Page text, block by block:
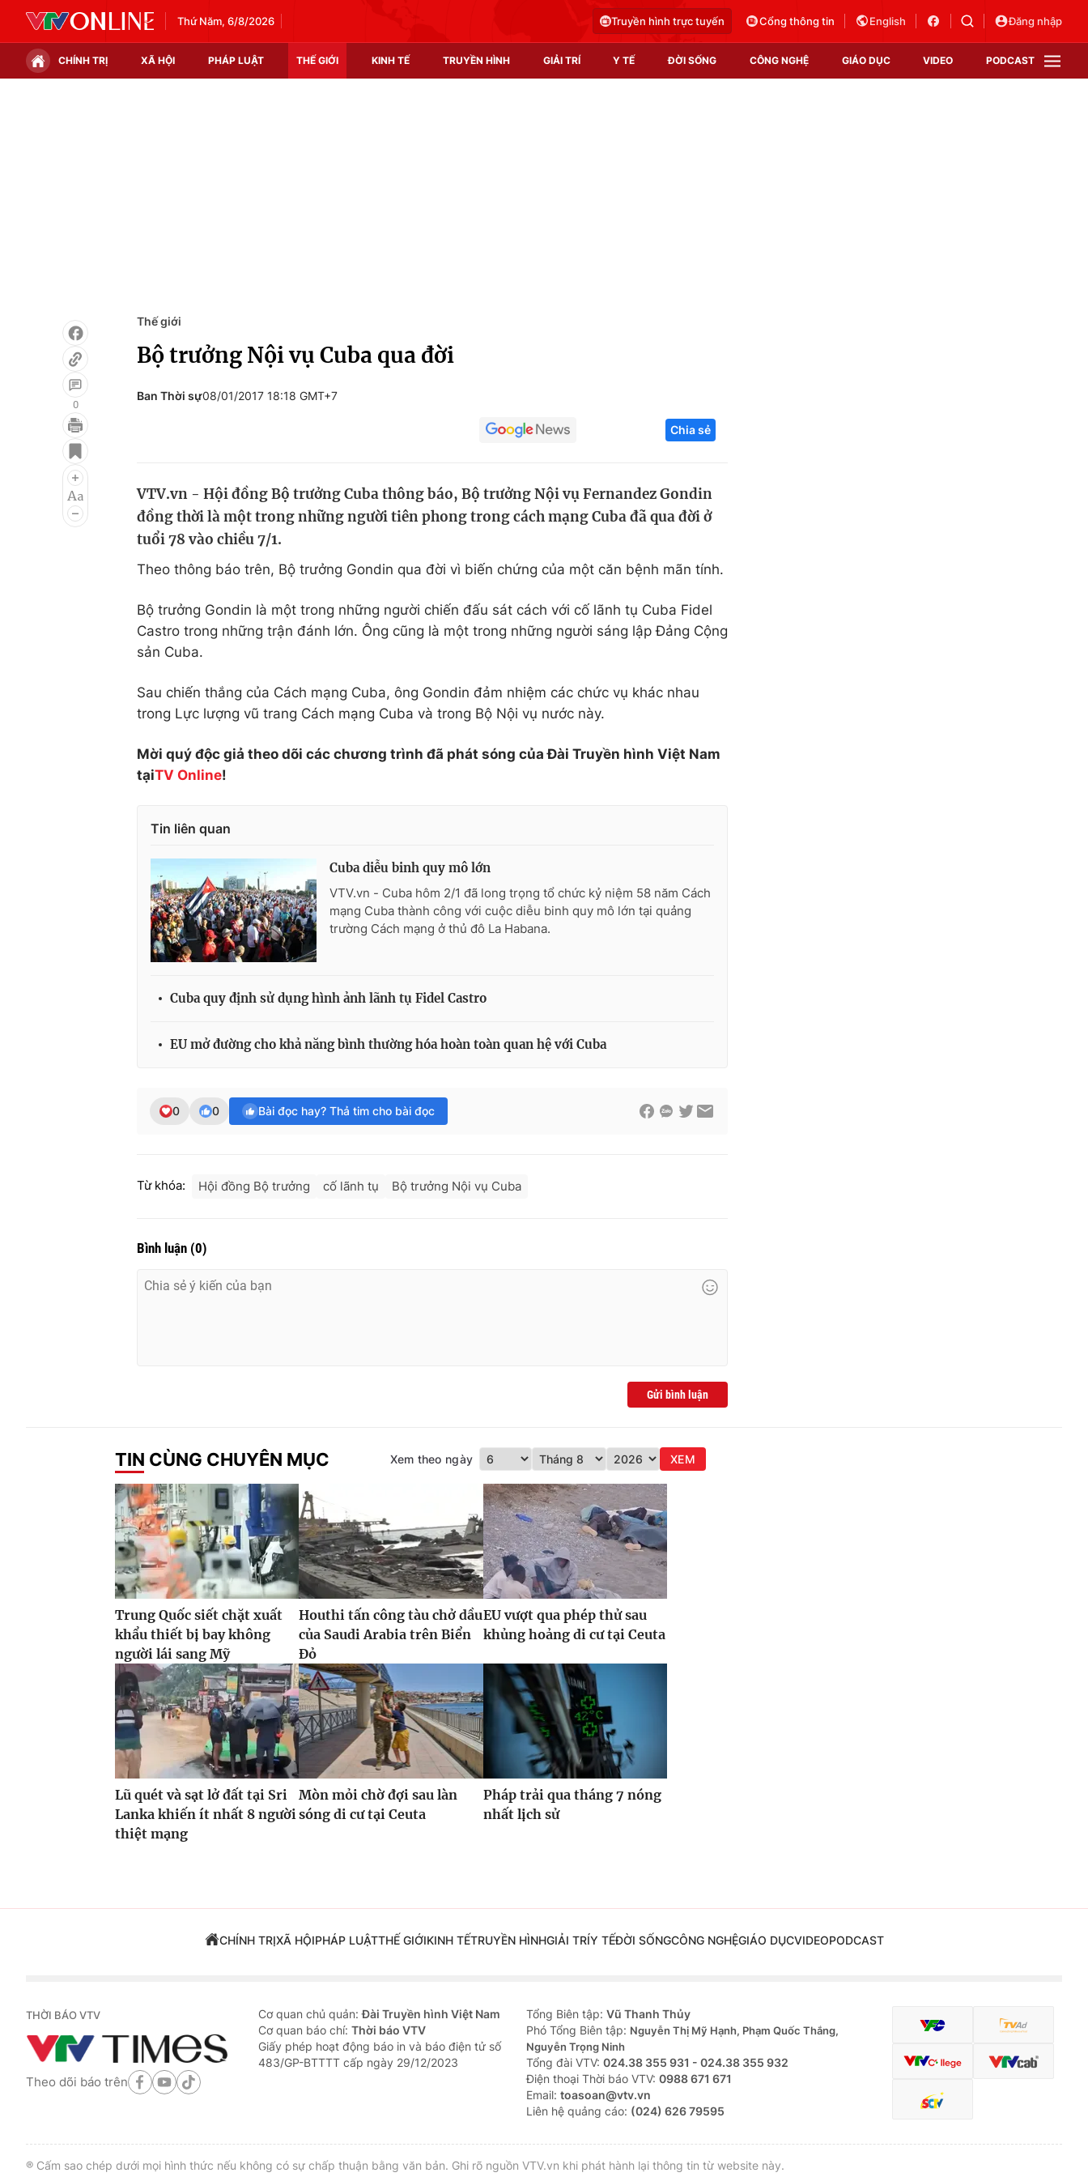
Thứ Năm, 6/8/2026 Truyền hình trực tuyến Cổng thông tin English Đăng nhập
CHÍNH TRỊ XÃ HỘI PHÁP LUẬT THẾ GIỚI KINH TẾ TRUYỀN HÌNH GIẢI TRÍ Y TẾ ĐỜI SỐNG CÔNG NGHỆ GIÁO DỤC VIDEO PODCAST
Điện ảnh
Âm nhạc
Làm đẹp
Chất lượng cuộc sống
Học trực tuyến
Công nghệ
Sản phẩm
Tư vấn
0
Thế giới
Bộ trưởng Nội vụ Cuba qua đời
Ban Thời sự08/01/2017 18:18 GMT+7
Chia sẻ
VTV.vn - Hội đồng Bộ trưởng Cuba thông báo, Bộ trưởng Nội vụ Fernandez Gondin
đồng thời là một trong những người tiên phong trong cách mạng Cuba đã qua đời ở
tuổi 78 vào chiều 7/1.
Theo thông báo trên, Bộ trưởng Gondin qua đời vì biến chứng của một căn bệnh mãn tính.
Bộ trưởng Gondin là một trong những người chiến đấu sát cách với cố lãnh tụ Cuba Fidel
Castro trong những trận đánh lớn. Ông cũng là một trong những người sáng lập Đảng Cộng
sản Cuba.
Sau chiến thắng của Cách mạng Cuba, ông Gondin đảm nhiệm các chức vụ khác nhau
trong Lực lượng vũ trang Cách mạng Cuba và trong Bộ Nội vụ nước này.
Mời quý độc giả theo dõi các chương trình đã phát sóng của Đài Truyền hình Việt Nam
tạiTV Online!
Tin liên quan
Cuba diễu binh quy mô lớn
VTV.vn - Cuba hôm 2/1 đã long trọng tổ chức kỷ niệm 58 năm Cách
mạng Cuba thành công với cuộc diễu binh quy mô lớn tại quảng
trường Cách mạng ở thủ đô La Habana.
Cuba quy định sử dụng hình ảnh lãnh tụ Fidel Castro
EU mở đường cho khả năng bình thường hóa hoàn toàn quan hệ với Cuba
0 0 Bài đọc hay? Thả tim cho bài đọc
Từ khóa: Hội đồng Bộ trưởng cố lãnh tụ Bộ trưởng Nội vụ Cuba
Bình luận (0)
Gửi bình luận
TIN CÙNG CHUYÊN MỤC Xem theo ngày XEM
Trung Quốc siết chặt xuất
khẩu thiết bị bay không
người lái sang Mỹ
Houthi tấn công tàu chở dầu
của Saudi Arabia trên Biển
Đỏ
EU vượt qua phép thử sau
khủng hoảng di cư tại Ceuta
Lũ quét và sạt lở đất tại Sri
Lanka khiến ít nhất 8 người
thiệt mạng
Mòn mỏi chờ đợi sau làn
sóng di cư tại Ceuta
Pháp trải qua tháng 7 nóng
nhất lịch sử
CHÍNH TRỊXÃ HỘIPHÁP LUẬTTHẾ GIỚIKINH TẾTRUYỀN HÌNHGIẢI TRÍY TẾĐỜI SỐNGCÔNG NGHỆGIÁO DỤCVIDEOPODCAST
THỜI BÁO VTV
Theo dõi báo trên
Cơ quan chủ quản:Đài Truyền hình Việt Nam
Cơ quan báo chí: Thời báo VTV
Giấy phép hoạt động báo in và báo điện tử số
483/GP-BTTTT cấp ngày 29/12/2023
Tổng Biên tập: Vũ Thanh Thủy
Phó Tổng Biên tập: Nguyễn Thị Mỹ Hạnh, Phạm Quốc Thắng,
Nguyễn Trọng Ninh
Tổng đài VTV: 024.38 355 931 - 024.38 355 932
Ðiện thoại Thời báo VTV: 0988 671 671
Email: toasoan@vtv.vn
Liên hệ quảng cáo: (024) 626 79595
® Cấm sao chép dưới mọi hình thức nếu không có sự chấp thuận bằng văn bản. Ghi rõ nguồn VTV.vn khi phát hành lại thông tin từ website này.